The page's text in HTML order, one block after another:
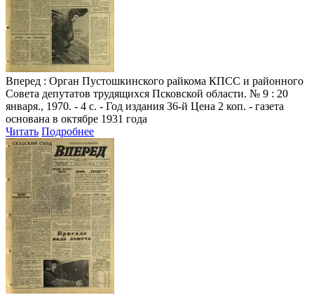
Вперед : Орган Пустошкинского райкома КПСС и районного
Совета депутатов трудящихся Псковской области. № 9 : 20
января., 1970. - 4 с. - Год издания 36-й Цена 2 коп. - газета
основана в октябре 1931 года
Читать Подробнее